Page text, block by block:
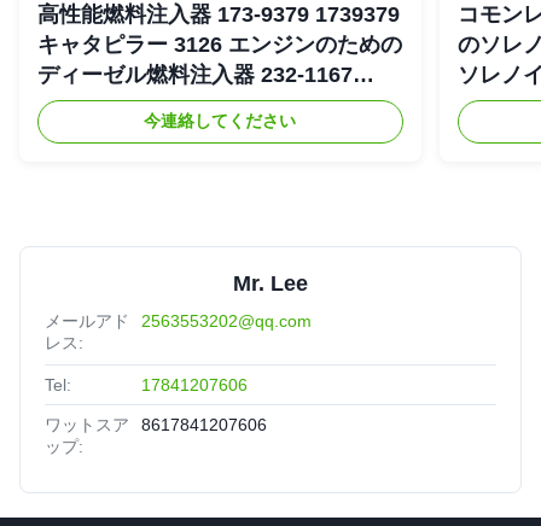
高性能燃料注入器 173-9379 1739379
キャタピラー 3126 エンジンのための
ディーゼル燃料注入器 232-1167
2321167
今連絡してください
コモン
のソレ
ソレノ
4754
Mr. Lee
メールアド
レス:
2563553202@qq.com
Tel: 17841207606
ワットスア
ップ:
8617841207606